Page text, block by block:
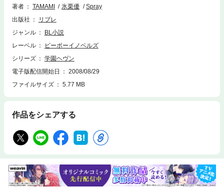
ズ、アニメでも話題の遠藤編、イラスト入りで登場!!（※本作品は電子書籍
著者 TAMAMI 氷栗優
Spray
出版社
リブレ
ジャンル
BL小説
レーベル
ビーボーイノベルズ
シリーズ
学園ヘヴン
電子版配信開始日
2008/08/29
ファイルサイズ
5.77 MB
作品をシェアする